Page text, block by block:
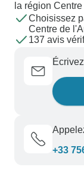
la région
Choisissez
Centre de
137 avis
+33